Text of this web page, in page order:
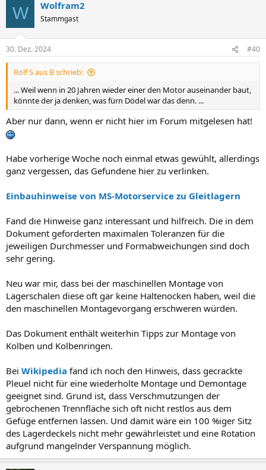
W Wolfram2
Stammgast
30. Dez. 2024 #40
Rolf S aus B schrieb:
... Weil wenn in 20 Jahren wieder einer den Motor auseinander baut,
könnte der ja denken, was fürn Dödel war das denn. ...
Aber nur dann, wenn er nicht hier im Forum mitgelesen hat!
Habe vorherige Woche noch einmal etwas gewühlt, allerdings
ganz vergessen, das Gefundene hier zu verlinken.
Einbauhinweise von MS-Motorservice zu Gleitlagern
Fand die Hinweise ganz interessant und hilfreich. Die in dem
Dokument geforderten maximalen Toleranzen für die
jeweiligen Durchmesser und Formabweichungen sind doch
sehr gering.
Neu war mir, dass bei der maschinellen Montage von
Lagerschalen diese oft gar keine Haltenocken haben, weil die
den maschinellen Montagevorgang erschweren würden.
Das Dokument enthält weiterhin Tipps zur Montage von
Kolben und Kolbenringen.
Bei Wikipedia fand ich noch den Hinweis, dass gecrackte
Pleuel nicht für eine wiederholte Montage und Demontage
geeignet sind. Grund ist, dass Verschmutzungen der
gebrochenen Trennfläche sich oft nicht restlos aus dem
Gefüge entfernen lassen. Und damit wäre ein 100 %iger Sitz
des Lagerdeckels nicht mehr gewährleistet und eine Rotation
aufgrund mangelnder Verspannung möglich.